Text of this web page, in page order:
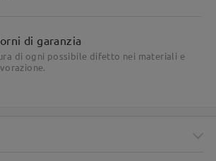
di garanzia
di ogni possibile difetto nei materiali e